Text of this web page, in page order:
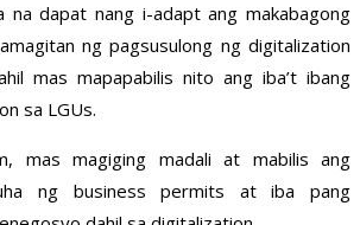
na dapat nang i-adapt ang makabagong
ng pagsusulong ng digitalization
mas mapapabilis nito ang iba’t ibang
sa LGUs.
mas magiging madali at mabilis ang
ng business permits at iba pang